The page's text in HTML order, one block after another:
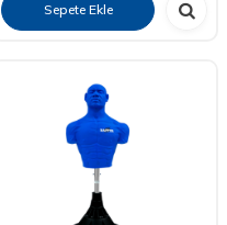
Sepete Ekle